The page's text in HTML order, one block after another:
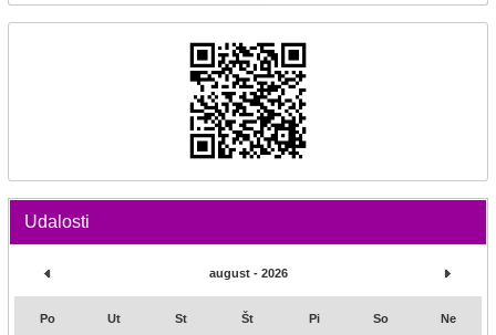
Udalosti
august - 2026
Po Ut St Št Pi So Ne